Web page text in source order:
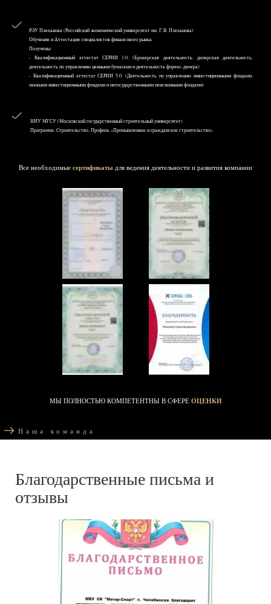
РЭУ Плеханова (Российский экономический университет им. Г.В. Плеханова)
Обучение и Аттестация специалистов финансового рынка
Получены:
- Квалификационный аттестат СЕРИИ 1.0: (Брокерская деятельность, дилерская деятельность,
деятельность по управлению ценными бумагами и деятельность форекс-дилера)
- Квалификационный аттестат СЕРИИ 5.0: (Деятельность по управлению инвестиционными фондами,
паевыми инвестиционными фондами и негосударственными пенсионными фондами)
НИУ MГСУ (Московский государственный строительный университет)
Программа: Строительство, Профиль «Промышленное и гражданское строительство»
Все необходимые сертификаты для ведения деятельности и развития компании
МЫ ПОЛНОСТЬЮ КОМПЕТЕНТНЫ В СФЕРЕ ОЦЕНКИ
Наша команда
Благодарственные письма и
отзывы